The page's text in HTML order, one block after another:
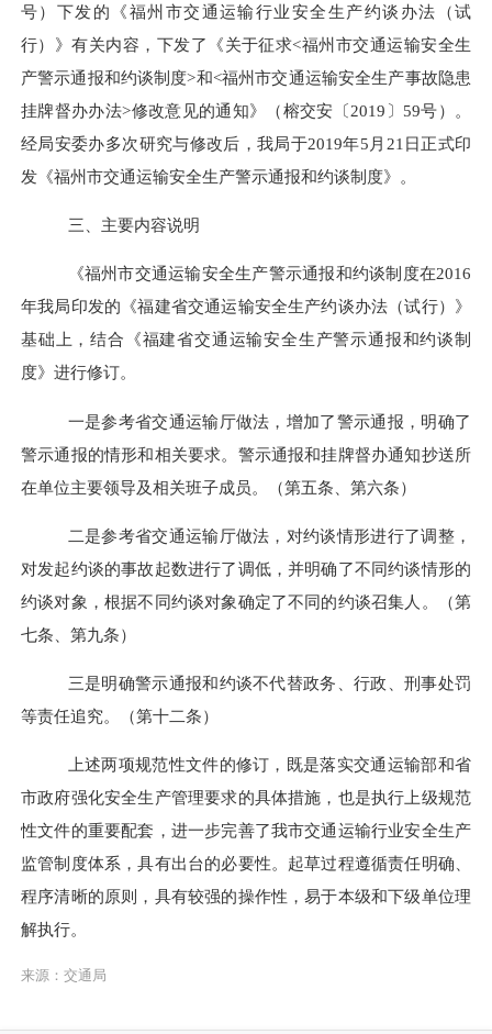
号）下发的《福州市交通运输行业安全生产约谈办法（试
行）》有关内容，下发了《关于征求<福州市交通运输安全生
产警示通报和约谈制度>和<福州市交通运输安全生产事故隐患
挂牌督办办法>修改意见的通知》（榕交安〔2019 〕 59号）。
经局安委办多次研究与修改后，我局于2019年5 月 21 日正式印
发 《福州市交通运输安全生产警示通报和约谈制度》。
三、主要内容说明
《福州市交通运输安全生产警示通报和约谈制度在2016
年我局印发的《福建省交通运输安全生产约谈办法（试行）》
基础上，结合《福建省交通运输安全生产警示通报和约谈制
度》进行修订。
一是参考省交通运输厅做法，增加了警示通报，明确了
警示通报的情形和相关要求。警示通报和挂牌督办通知抄送所
在单位主要领导及相关班子成员。（第五条、第六条）
二是参考省交通运输厅做法，对约谈情形进行了调整，
对发起约谈的事故起数进行了调低，并明确了不同约谈情形的
约谈对象，根据不同约谈对象确定了不同的约谈召集人。（第
七条、第九条）
三是明确警示通报和约谈不代替政务、行政、刑事处罚
等责任追究。（第十二条）
上述两项规范性文件的修订，既是落实交通运输部和省
市政府强化安全生产管理要求的具体措施，也是执行上级规范
性文件的重要配套，进一步完善了我市交通运输行业安全生产
监管制度体系，具有出台的必要性。起草过程遵循责任明确、
程序清晰的原则，具有较强的操作性，易于本级和下级单位理
解执行。
来源：交通局